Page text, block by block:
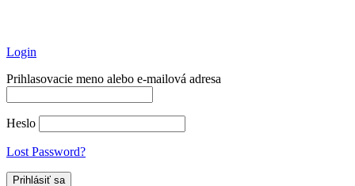
Login
Prihlasovacie meno alebo e-mailová adresa
Heslo
Lost Password?